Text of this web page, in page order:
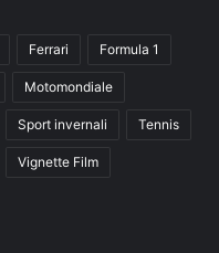
Ferrari Formula 1
Motomondiale
Sport invernali Tennis
Vignette Film